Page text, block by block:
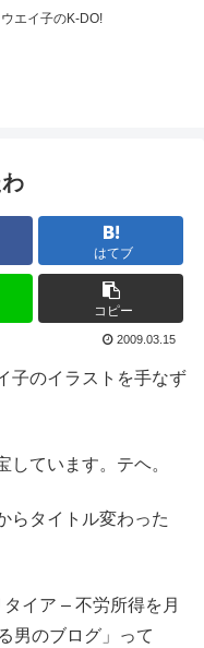
エイ子のK-DO!
はてブ
コピー
2009.03.15
子のイラストを手なず
しています。テヘ。
らタイトル変わった
イア – 不労所得を月
男のブログ」って